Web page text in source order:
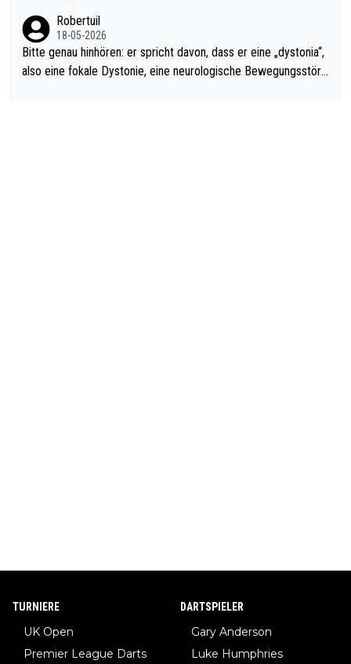
Robertuil
18-05-2026
Bitte genau hinhören: er spricht davon, dass er eine „dystonia“,
also eine fokale Dystonie, eine neurologische Bewegungsstöru
TURNIERE
UK Open
Premier League Darts
DARTSPIELER
Gary Anderson
Luke Humphries